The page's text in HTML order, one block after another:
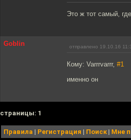
Это ж тот самый,
Goblin отправлено 19.10.16
Кому: Varrrvarrr, #1
именно он
cтраницы: 1
Правила | Регистрация | Поиск| Мне